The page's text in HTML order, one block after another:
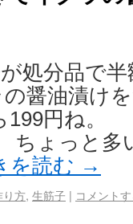
分品で半
醤油漬け
199円ね。
ょっと多
を読む →
り方, 生筋子 | コメント